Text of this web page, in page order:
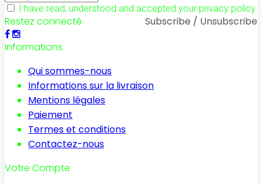
I have read, understood and accepted your privacy policy.
Subscribe / Unsubscribe
Restez connecté
Informations
Qui sommes-nous
Informations sur la livraison
Mentions légales
Paiement
Termes et conditions
Contactez-nous
Votre Compte